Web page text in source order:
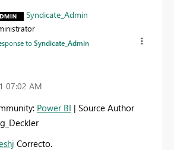
Syndicate_Admin
toSyndicate_Admin
07:02 AM
Power BI | Source Author
Correcto.